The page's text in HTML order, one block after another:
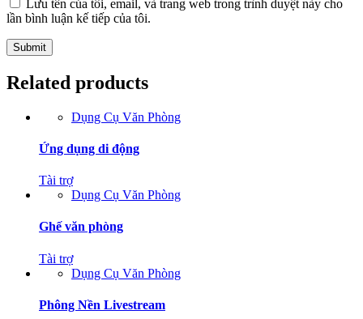
Lưu tên của tôi, email, và trang web trong trình duyệt này cho
lần bình luận kế tiếp của tôi.
Related products
Dụng Cụ Văn Phòng
Ứng dụng di động
Tài trợ
Dụng Cụ Văn Phòng
Ghế văn phòng
Tài trợ
Dụng Cụ Văn Phòng
Phông Nền Livestream